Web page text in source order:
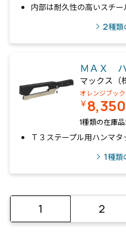
内部は耐久性の高いスチー
2種類
ＭＡＸ
マックス（
オレンジブッ
￥8,350
1種類の在庫
Ｔ３ステープル用ハンマタ
1種類
1 2